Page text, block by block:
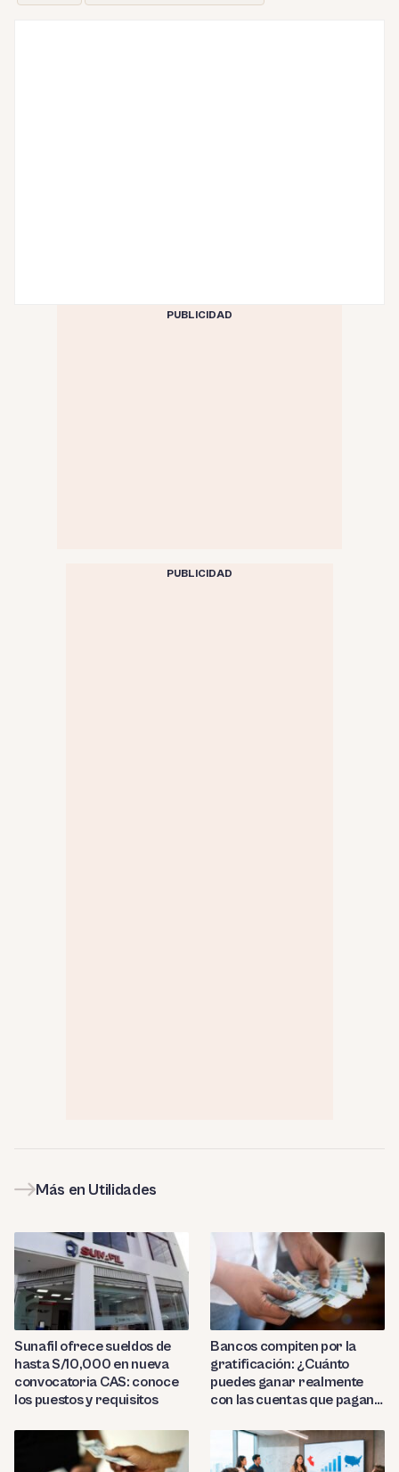
PUBLICIDAD
PUBLICIDAD
Más en Utilidades
Sunafil ofrece sueldos de
hasta S/10,000 en nueva
convocatoria CAS: conoce
los puestos y requisitos
Bancos compiten por la
gratificación: ¿Cuánto
puedes ganar realmente
con las cuentas que pagan